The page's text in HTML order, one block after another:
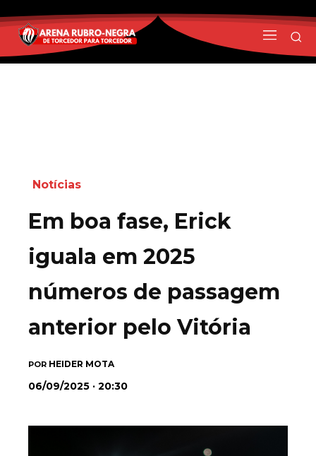
Notícias
Em boa fase, Erick
iguala em 2025
números de passagem
anterior pelo Vitória
POR HEIDER MOTA
06/09/2025 · 20:30